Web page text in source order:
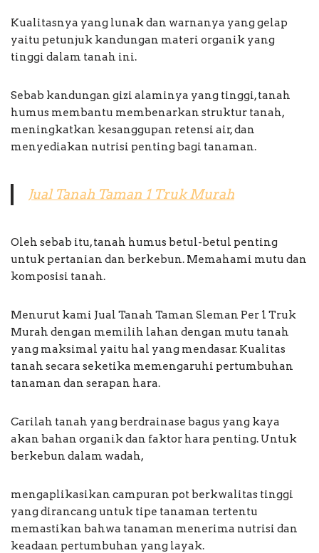
Kualitasnya yang lunak dan warnanya yang gelap
yaitu petunjuk kandungan materi organik yang
tinggi dalam tanah ini.
Sebab kandungan gizi alaminya yang tinggi, tanah
humus membantu membenarkan struktur tanah,
meningkatkan kesanggupan retensi air, dan
menyediakan nutrisi penting bagi tanaman.
Jual Tanah Taman 1 Truk Murah
Oleh sebab itu, tanah humus betul-betul penting
untuk pertanian dan berkebun. Memahami mutu dan
komposisi tanah.
Menurut kami Jual Tanah Taman Sleman Per 1 Truk
Murah dengan memilih lahan dengan mutu tanah
yang maksimal yaitu hal yang mendasar. Kualitas
tanah secara seketika memengaruhi pertumbuhan
tanaman dan serapan hara.
Carilah tanah yang berdrainase bagus yang kaya
akan bahan organik dan faktor hara penting. Untuk
berkebun dalam wadah,
mengaplikasikan campuran pot berkwalitas tinggi
yang dirancang untuk tipe tanaman tertentu
memastikan bahwa tanaman menerima nutrisi dan
keadaan pertumbuhan yang layak.